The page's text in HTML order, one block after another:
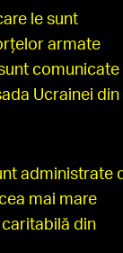
le sunt
armate
comunicate
Ucrainei din
administrate
mai mare
din